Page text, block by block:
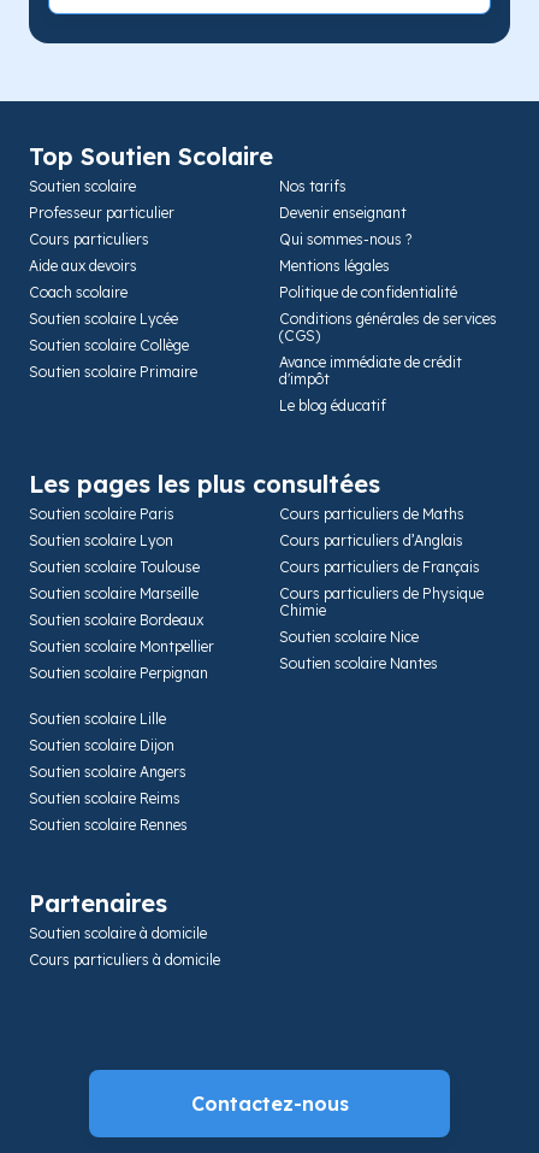
Top Soutien Scolaire
Soutien scolaire
Professeur particulier
Cours particuliers
Aide aux devoirs
Coach scolaire
Soutien scolaire Lycée
Soutien scolaire Collège
Soutien scolaire Primaire
Nos tarifs
Devenir enseignant
Qui sommes-nous ?
Mentions légales
Politique de confidentialité
Conditions générales de services
(CGS)
Avance immédiate de crédit
d'impôt
Le blog éducatif
Les pages les plus consultées
Soutien scolaire Paris
Soutien scolaire Lyon
Soutien scolaire Toulouse
Soutien scolaire Marseille
Soutien scolaire Bordeaux
Soutien scolaire Montpellier
Soutien scolaire Perpignan
Cours particuliers de Maths
Cours particuliers d’Anglais
Cours particuliers de Français
Cours particuliers de Physique
Chimie
Soutien scolaire Nice
Soutien scolaire Nantes
Soutien scolaire Lille
Soutien scolaire Dijon
Soutien scolaire Angers
Soutien scolaire Reims
Soutien scolaire Rennes
Partenaires
Soutien scolaire à domicile
Cours particuliers à domicile
Contactez-nous